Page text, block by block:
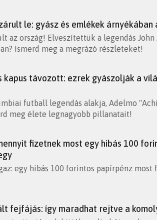
le: gyász és emlékek
az ország! Elveszítettük a legendás
Ismerd meg a megrázó részleteket!
kapus távozott: ezrek gyászolják a
futball legendás alakja, Adelmo
meg élete legnagyobb pillanatait!
fizetnek most egy hibás 100
egy hibás 100 forintos papírpénz
fejfájás: így maradhat rejtve a